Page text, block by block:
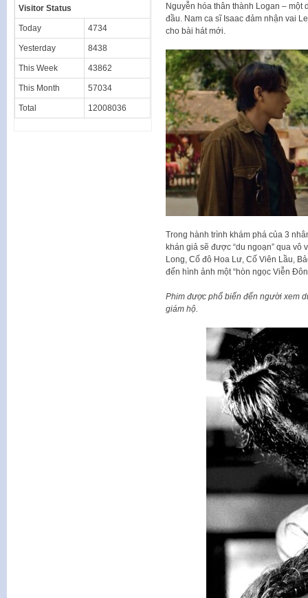
Nguyễn hóa thân thành Logan – một
đầu. Nam ca sĩ Isaac đảm nhận vai
cho bài hát mới.
Trong hành trình khám phá của 3
khán giả sẽ được “du ngoạn” qua
Long, Cố đô Hoa Lư, Cố Viên Lầu,
đến hình ảnh một “hòn ngọc Viễn
Phim được phổ biến đến người xem
giám hộ.
Visitor Status
Today 4734
Yesterday 8438
This Week 43862
This Month 57034
Total 12008036